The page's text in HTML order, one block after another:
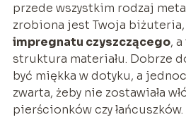
przede wszystkim rodzaj
zrobiona jest Twoja
impregnatu czyszczącego,
struktura materiału. Dobrze
być miękka w dotyku, a
zwarta, żeby nie zostawiała
pierścionków czy łańcuszków.